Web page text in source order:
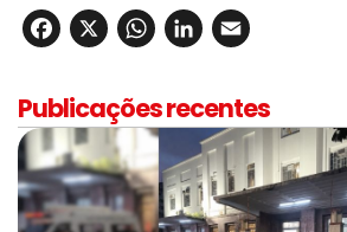
Facebook
X WhatsApp
LinkedIn
Publicações recentes